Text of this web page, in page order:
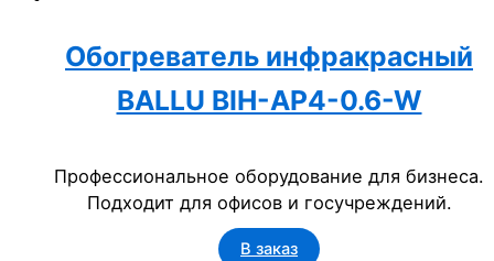
Обогреватель инфракрасный
BALLU BIH-AP4-0.6-W
Профессиональное оборудование для бизнеса.
Подходит для офисов и госучреждений.
В заказ